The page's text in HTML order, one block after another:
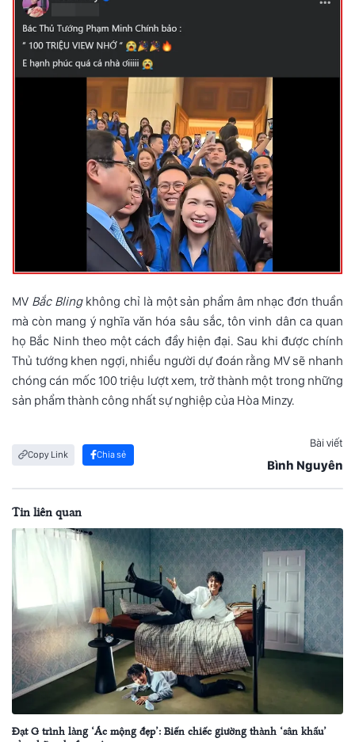
MV Bắc Blingkhông chỉ là một sản phẩm âm nhạc đơn thuần
mà còn mang ý nghĩa văn hóa sâu sắc, tôn vinh dân ca quan
họ Bắc Ninh theo một cách đầy hiện đại. Sau khi được chính
Thủ tướng khen ngợi, nhiều người dự đoán rằng MV sẽ nhanh
chóng cán mốc 100 triệu lượt xem, trở thành một trong những
sản phẩm thành công nhất sự nghiệp của Hòa Minzy.
Copy Link Chia sẻ
Bài viết
Bình Nguyên
Tin liên quan
Đạt G trình làng ‘Ác mộng đẹp’: Biến chiếc giường thành ‘sân khấu’